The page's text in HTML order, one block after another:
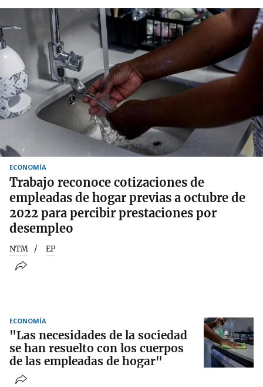
ECONOMÍA
Trabajo reconoce cotizaciones de
empleadas de hogar previas a octubre de
2022 para percibir prestaciones por
desempleo
NTM EP
ECONOMÍA
"Las necesidades de la sociedad
se han resuelto con los cuerpos
de las empleadas de hogar"